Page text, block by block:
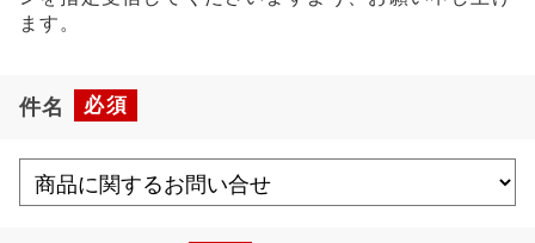
ます。
件名 必須